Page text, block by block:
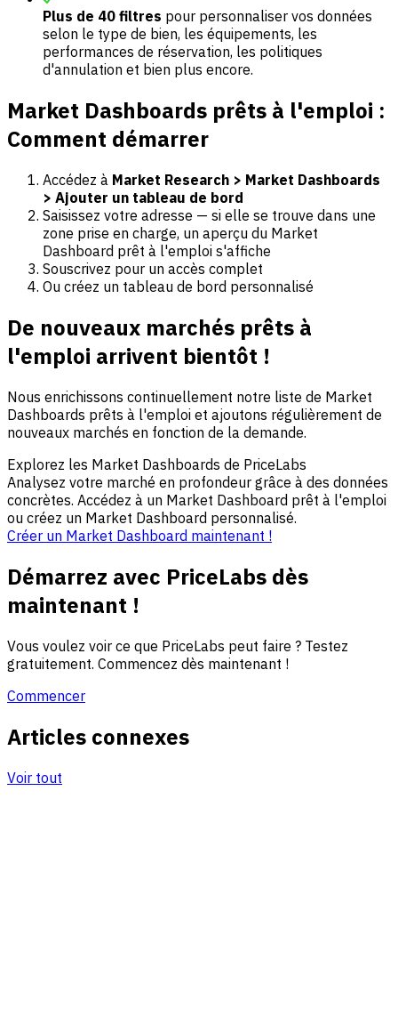
Plus de 40 filtres pour personnaliser vos données
selon le type de bien, les équipements, les
performances de réservation, les politiques
d'annulation et bien plus encore.
Market Dashboards prêts à l'emploi :
Comment démarrer
Accédez à Market Research > Market Dashboards
> Ajouter un tableau de bord
Saisissez votre adresse — si elle se trouve dans une
zone prise en charge, un aperçu du Market
Dashboard prêt à l'emploi s'affiche
Souscrivez pour un accès complet
Ou créez un tableau de bord personnalisé
De nouveaux marchés prêts à
l'emploi arrivent bientôt !
Nous enrichissons continuellement notre liste de Market
Dashboards prêts à l'emploi et ajoutons régulièrement de
nouveaux marchés en fonction de la demande.
Explorez les Market Dashboards de PriceLabs
Analysez votre marché en profondeur grâce à des données
concrètes. Accédez à un Market Dashboard prêt à l'emploi
ou créez un Market Dashboard personnalisé.
Créer un Market Dashboard maintenant !
Démarrez avec PriceLabs dès
maintenant !
Vous voulez voir ce que PriceLabs peut faire ? Testez
gratuitement. Commencez dès maintenant !
Commencer
Articles connexes
Voir tout